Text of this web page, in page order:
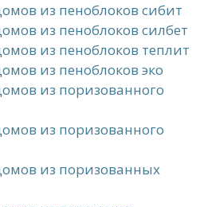
из пеноблоков сибит
из пеноблоков силбет
из пеноблоков теплит
из пеноблоков эко
из поризованного
из поризованного
из поризованных